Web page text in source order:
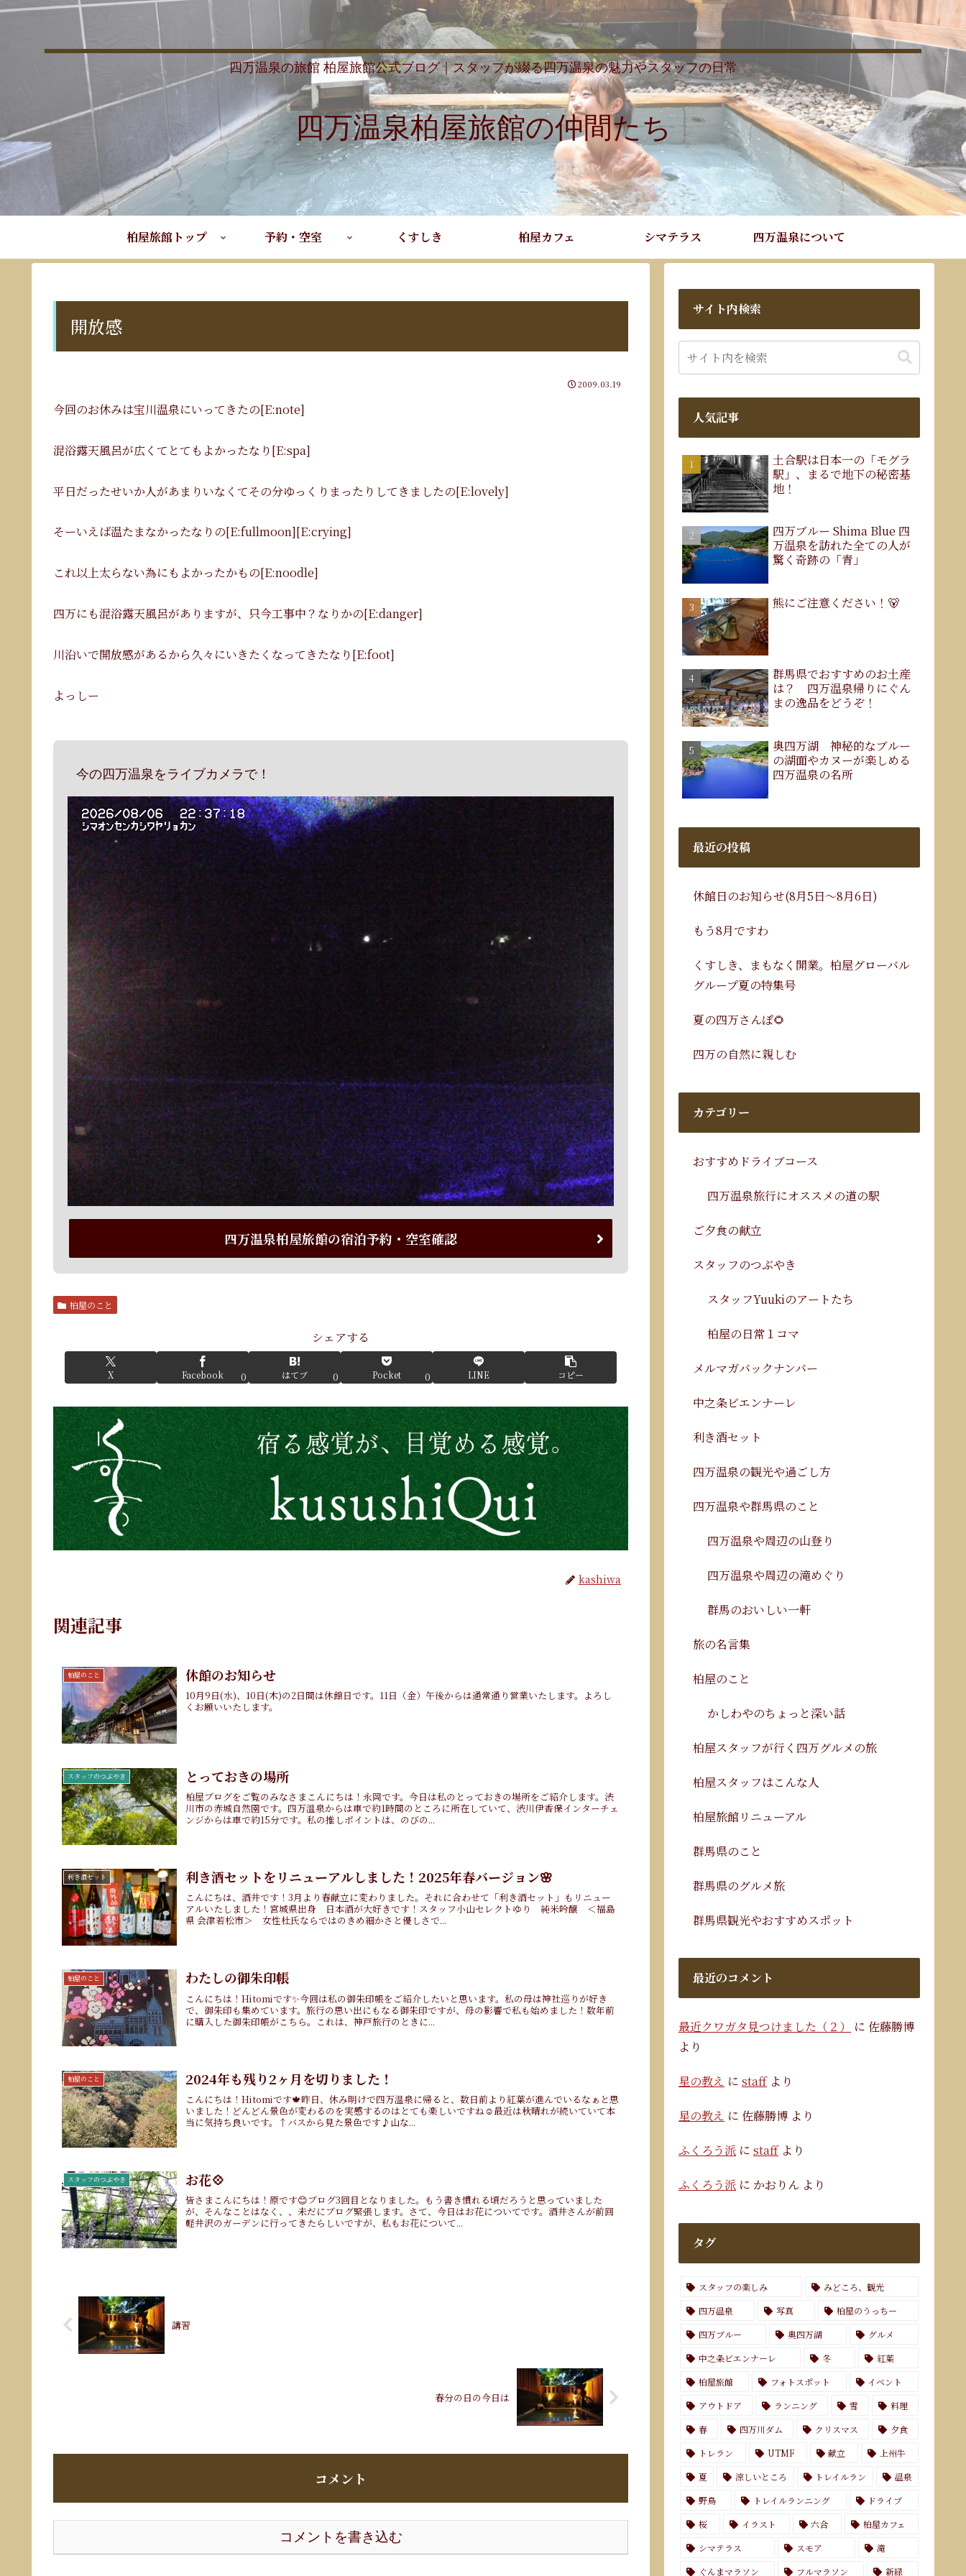
四万温泉の旅館 柏屋旅館公式ブログ｜スタッフが綴る四万温泉の魅力やスタッフの日常
四万温泉柏屋旅館の仲間たち
柏屋旅館トップ 予約・空室 くすしき 柏屋カフェ シマテラス 四万温泉について
開放感
2009.03.19
今回のお休みは宝川温泉にいってきたの[E:note]
混浴露天風呂が広くてとてもよかったなり[E:spa]
平日だったせいか人があまりいなくてその分ゆっくりまったりしてきましたの[E:lovely]
そーいえば温たまなかったなりの[E:fullmoon][E:crying]
これ以上太らない為にもよかったかもの[E:noodle]
四万にも混浴露天風呂がありますが、只今工事中？なりかの[E:danger]
川沿いで開放感があるから久々にいきたくなってきたなり[E:foot]
よっしー
今の四万温泉をライブカメラで！
四万温泉柏屋旅館の宿泊予約・空室確認
柏屋のこと
シェアする
X Facebook 0 はてブ 0 Pocket 0 LINE コピー
kashiwa
関連記事
柏屋のこと 休館のお知らせ
10月9日(水)、10日(木)の2日間は休館日です。11日（金）午後からは通常通り営業いたします。よろし
くお願いいたします。
スタッフのつぶやき とっておきの場所
柏屋ブログをご覧のみなさまこんにちは！永岡です。今日は私のとっておきの場所をご紹介します。渋
川市の赤城自然園です。四万温泉からは車で約1時間のところに所在していて、渋川伊香保インターチェ
ンジからは車で約15分です。私の推しポイントは、のびの...
利き酒セット 利き酒セットをリニューアルしました！2025年春バージョン🌸
こんにちは、酒井です！3月より春献立に変わりました。それに合わせて「利き酒セット」もリニュー
アルいたしました！宮城県出身 日本酒が大好きです！スタッフ小山セレクトゆり 純米吟醸 ＜福島
県 会津若松市＞ 女性杜氏ならではのきめ細かさと優しさで...
柏屋のこと わたしの御朱印帳
こんにちは！Hitomiです✨今回は私の御朱印帳をご紹介したいと思います。私の母は神社巡りが好き
で、御朱印も集めています。旅行の思い出にもなる御朱印ですが、母の影響で私も始めました！数年前
に購入した御朱印帳がこちら。これは、神戸旅行のときに...
柏屋のこと 2024年も残り2ヶ月を切りました！
こんにちは！Hitomiです🍁昨日、休み明けで四万温泉に帰ると、数日前より紅葉が進んでいるなぁと思
いました！どんどん景色が変わるのを実感するのはとても楽しいですね☺️最近は秋晴れが続いていて本
当に気持ち良いです。↑バスから見た景色です♪山な...
スタッフのつぶやき お花💠
皆さまこんにちは！原です😊ブログ3回目となりました。もう書き慣れる頃だろうと思っていました
が、そんなことはなく、、未だにブログ緊張します。さて、今日はお花についてです。酒井さんが前回
軽井沢のガーデンに行ってきたらしいですが、私もお花について...
講習
春分の日の今日は
コメント
コメントを書き込む
サイト内検索
人気記事
土合駅は日本一の「モグラ
駅」、まるで地下の秘密基
地！
四万ブルー Shima Blue 四
万温泉を訪れた全ての人が
驚く奇跡の「青」
熊にご注意ください！🐻
群馬県でおすすめのお土産
は？ 四万温泉帰りにぐん
まの逸品をどうぞ！
奥四万湖 神秘的なブルー
の湖面やカヌーが楽しめる
四万温泉の名所
最近の投稿
休館日のお知らせ(8月5日～8月6日)
もう8月ですわ
くすしき、まもなく開業。柏屋グローバル
グループ夏の特集号
夏の四万さんぽ🌻
四万の自然に親しむ
カテゴリー
おすすめドライブコース
四万温泉旅行にオススメの道の駅
ご夕食の献立
スタッフのつぶやき
スタッフYuukiのアートたち
柏屋の日常１コマ
メルマガバックナンバー
中之条ビエンナーレ
利き酒セット
四万温泉の観光や過ごし方
四万温泉や群馬県のこと
四万温泉や周辺の山登り
四万温泉や周辺の滝めぐり
群馬のおいしい一軒
旅の名言集
柏屋のこと
かしわやのちょっと深い話
柏屋スタッフが行く四万グルメの旅
柏屋スタッフはこんな人
柏屋旅館リニューアル
群馬県のこと
群馬県のグルメ旅
群馬県観光やおすすめスポット
最近のコメント
最近クワガタ見つけました（２） に 佐藤勝博
より
星の教え に staffより
星の教え に 佐藤勝博 より
ふくろう派 に staffより
ふくろう派 に かおりん より
タグ
スタッフの楽しみ
みどころ、観光
四万温泉
写真
柏屋のうっちー
四万ブルー
奥四万湖
グルメ
中之条ビエンナーレ
冬
紅葉
柏屋旅館
フォトスポット
イベント
アウトドア
ランニング 雪
料理
春
四万川ダム クリスマス
夕食
トレラン
UTMF 献立
上州牛
夏
涼しいところ トレイルラン
温泉
野鳥
トレイルランニング
ドライブ
桜
イラスト 六合
柏屋カフェ
シマテラス
スモア
滝
ぐんまマラソン
フルマラソン 新緑